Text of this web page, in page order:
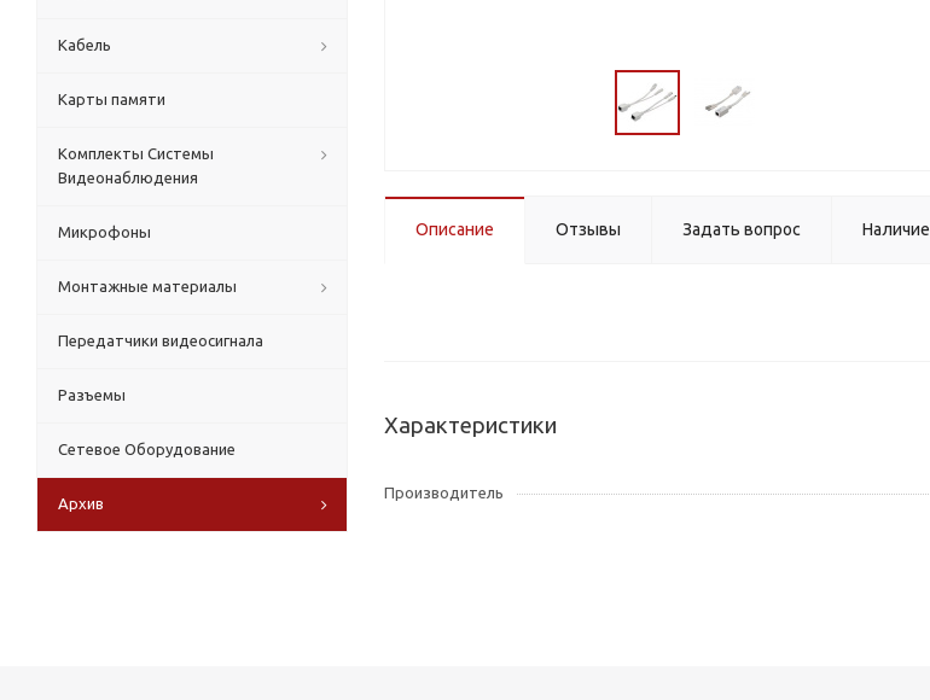
Описание Отзывы Задать вопрос Наличие
Характеристики
Производитель
Кабель
Карты памяти
Комплекты Системы
Видеонаблюдения
Микрофоны
Монтажные материалы
Передатчики видеосигнала
Разъемы
Сетевое Оборудование
Архив